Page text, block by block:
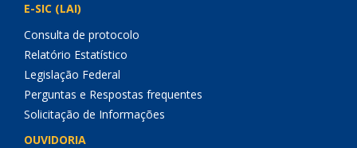
E-SIC (LAI)
Consulta de protocolo
Relatório Estatístico
Legislação Federal
Perguntas e Respostas frequentes
Solicitação de Informações
OUVIDORIA